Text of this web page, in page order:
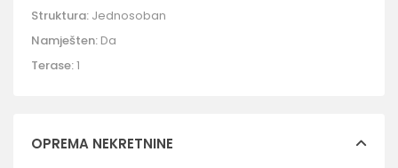
Struktura: Jednosoban
Namješten: Da
Terase:1
OPREMA NEKRETNINE